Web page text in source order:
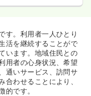
す。利用者一人ひとり
活を継続することがで
います。地域住民との
用者の心身状況、希望
通いサービス、訪問サ
合わせることにより、
的です。